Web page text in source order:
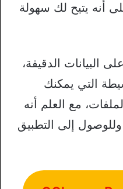
أنه يتيح لك سهولة
البيانات الدقيقة،
التي يمكنك
مع العلم أنه
وللوصول إلى التطبيق